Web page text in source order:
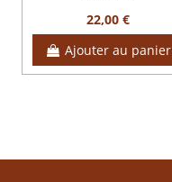
22,00 €
Ajouter au panier